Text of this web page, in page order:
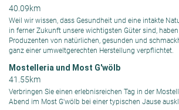
40.09km
Weil wir wissen, dass Gesundheit und eine intakte
in ferner Zukunft unsere wichtigsten Güter sind,
Produzenten von natürlichen, gesunden und
ganz einer umweltgerechten Herstellung verpflichtet.
Mostelleria und Most G'wölb
41.55km
Verbringen Sie einen erlebnisreichen Tag in der
Abend im Most G'wölb bei einer typischen Jause